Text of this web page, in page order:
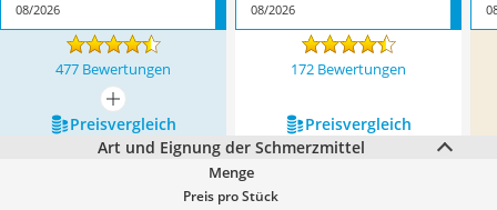
08/2026
08/2026
477 Bewertungen 172 Bewertungen
mehr anzeigen
Preis­vergleich
Preis­vergleich
Art und Eignung der Schmerzmittel
Menge
Preis pro Stück